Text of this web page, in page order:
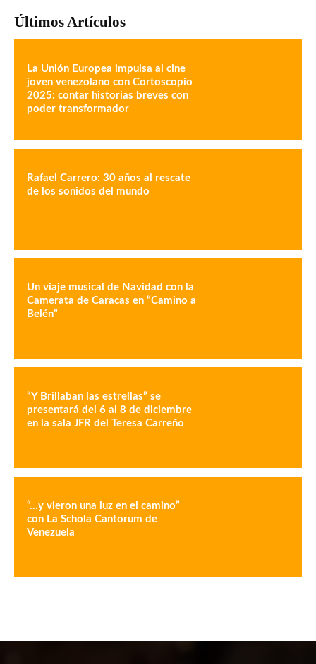
Últimos Artículos
La Unión Europea impulsa al cine
joven venezolano con Cortoscopio
2025: contar historias breves con
poder transformador
Rafael Carrero: 30 años al rescate
de los sonidos del mundo
Un viaje musical de Navidad con la
Camerata de Caracas en “Camino a
Belén”
“Y Brillaban las estrellas” se
presentará del 6 al 8 de diciembre
en la sala JFR del Teresa Carreño
“…y vieron una luz en el camino”
con La Schola Cantorum de
Venezuela